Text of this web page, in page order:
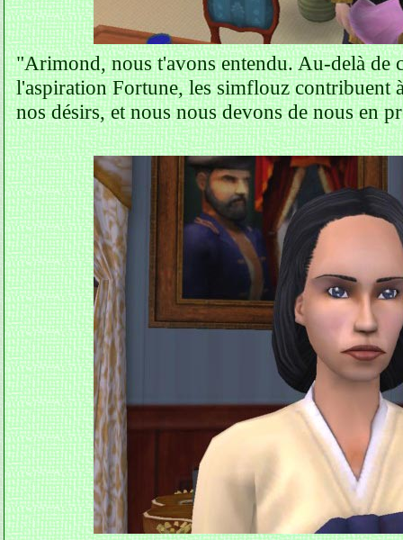
"Arimond, nous t'avons entendu. Au-delà de
l'aspiration Fortune, les simflouz contribuent
nos désirs, et nous nous devons de nous en